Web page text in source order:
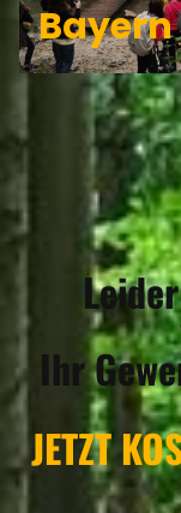
Bayern
Ihr
JETZT